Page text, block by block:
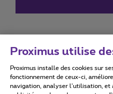
Conditions d'utilisation
Proximus utilise
Proximus installe des cookies sur
fonctionnement de ceux-ci,
navigation, analyser l’utilisation,